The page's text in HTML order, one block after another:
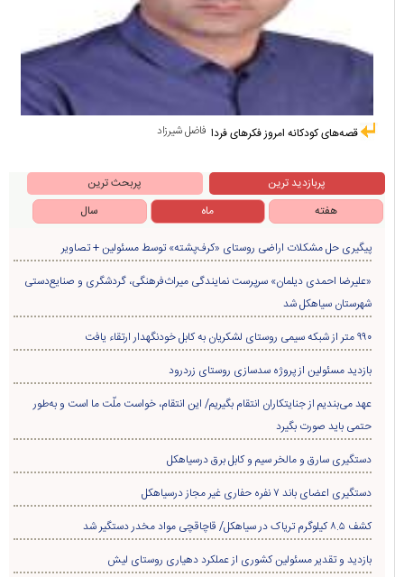
فاضل شیرزاد قصه‌های کودکانه امروز فکرهای فردا
پربازدید ترین
پربحث ترین
هفته
ماه سال
پیگیری حل مشکلات اراضی روستای «کرف‌پشته» توسط مسئولین + تصاویر
«علیرضا احمدی دیلمان» سرپرست نمایندگی میراث‌فرهنگی، گردشگری و صنایع‌دستی
شهرستان سیاهکل شد
۹۹۰ متر از شبکه سیمی روستای لشکریان به کابل خودنگهدار ارتقاء یافت
بازدید مسئولین از پروژه سدسازی روستای زردرود
عهد می‌بندیم از جنایتکاران انتقام بگیریم/ این انتقام، خواست ملّت ما است و به‌طور
حتمی باید صورت بگیرد
دستگیری سارق و مالخر سیم و کابل برق درسیاهکل
دستگیری اعضای باند ۷ نفره حفاری غير مجاز درسیاهکل
کشف ۸.۵ کیلوگرم تریاک در سیاهکل/ قاچاقچی مواد مخدر دستگیر شد
بازدید و تقدیر مسئولین کشوری از عملکرد دهیاری روستای لیش